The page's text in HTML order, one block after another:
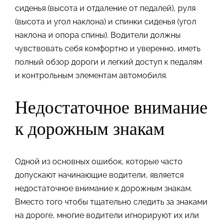
сиденья (высота и отдаление от педалей), руля
(высота и угол наклона) и спинки сиденья (угол
наклона и опора спины). Водители должны
чувствовать себя комфортно и уверенно, иметь
полный обзор дороги и легкий доступ к педалям
и контрольным элементам автомобиля.
Недостаточное внимание
к дорожным знакам
Одной из основных ошибок, которые часто
допускают начинающие водители, является
недостаточное внимание к дорожным знакам.
Вместо того чтобы тщательно следить за знаками
на дороге, многие водители игнорируют их или